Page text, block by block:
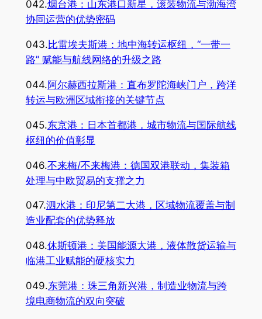
042.烟台港：山东港口新星，滚装物流与渤海湾
协同运营的优势密码
043.比雷埃夫斯港：地中海转运枢纽，“一带一
路” 赋能与航线网络的升级之路
044.阿尔赫西拉斯港：直布罗陀海峡门户，跨洋
转运与欧洲区域衔接的关键节点
045.东京港：日本首都港，城市物流与国际航线
枢纽的价值彰显
046.不来梅/不来梅港：德国双港联动，集装箱
处理与中欧贸易的支撑之力
047.泗水港：印尼第二大港，区域物流覆盖与制
造业配套的优势释放
048.休斯顿港：美国能源大港，液体散货运输与
临港工业赋能的硬核实力
049.东莞港：珠三角新兴港，制造业物流与跨
境电商物流的双向突破